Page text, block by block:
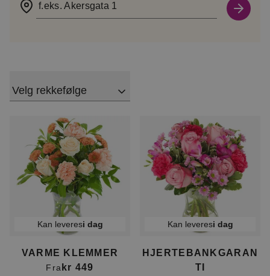
f.eks. Akersgata 1
Velg rekkefølge
Kan leveresi dag
VARME KLEMMER
Fra kr 449
Kan leveresi dag
HJERTEBANKGARAN
TI